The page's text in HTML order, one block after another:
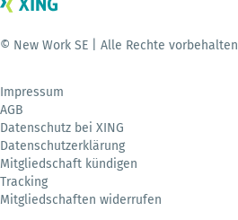
© New Work SE | Alle Rechte vorbehalten
Impressum
AGB
Datenschutz bei XING
Datenschutzerklärung
Mitgliedschaft kündigen
Tracking
Mitgliedschaften widerrufen